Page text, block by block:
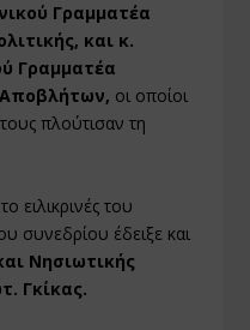
Γραμματέα
και κ.
Γραμματέα
Αποβλήτων, οι οποίοι
πλούτισαν τη
ειλικρινές του
συνεδρίου έδειξε και
Νησιωτικής
Γκίκας.